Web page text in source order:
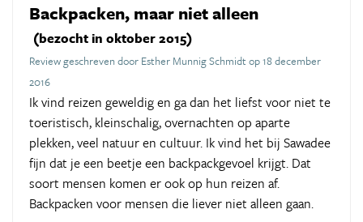
Backpacken, maar niet alleen
(bezocht in oktober 2015)
Review geschreven door Esther Munnig Schmidt op 18 december
2016
Ik vind reizen geweldig en ga dan het liefst voor niet te
toeristisch, kleinschalig, overnachten op aparte
plekken, veel natuur en cultuur. Ik vind het bij Sawadee
fijn dat je een beetje een backpackgevoel krijgt. Dat
soort mensen komen er ook op hun reizen af.
Backpacken voor mensen die liever niet alleen gaan.